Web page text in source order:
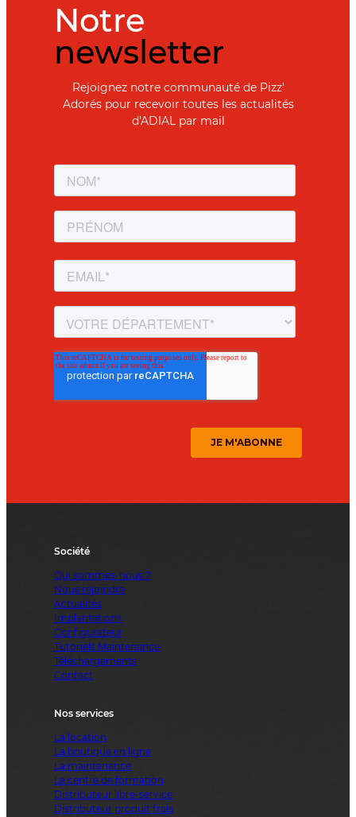
Notre
newsletter
Rejoignez notre communauté de Pizz'
Adorés pour recevoir toutes les actualités
d'ADIAL par mail
Société
Qui sommes-nous ?
Nous rejoindre
Actualités
Implantations
Configurateur
Tutoriels Maintenance
Téléchargements
Contact
Nos services
La location
La boutique en ligne
La maintenance
Le centre de formation
Distributeur libre-service
Distributeur produit frais